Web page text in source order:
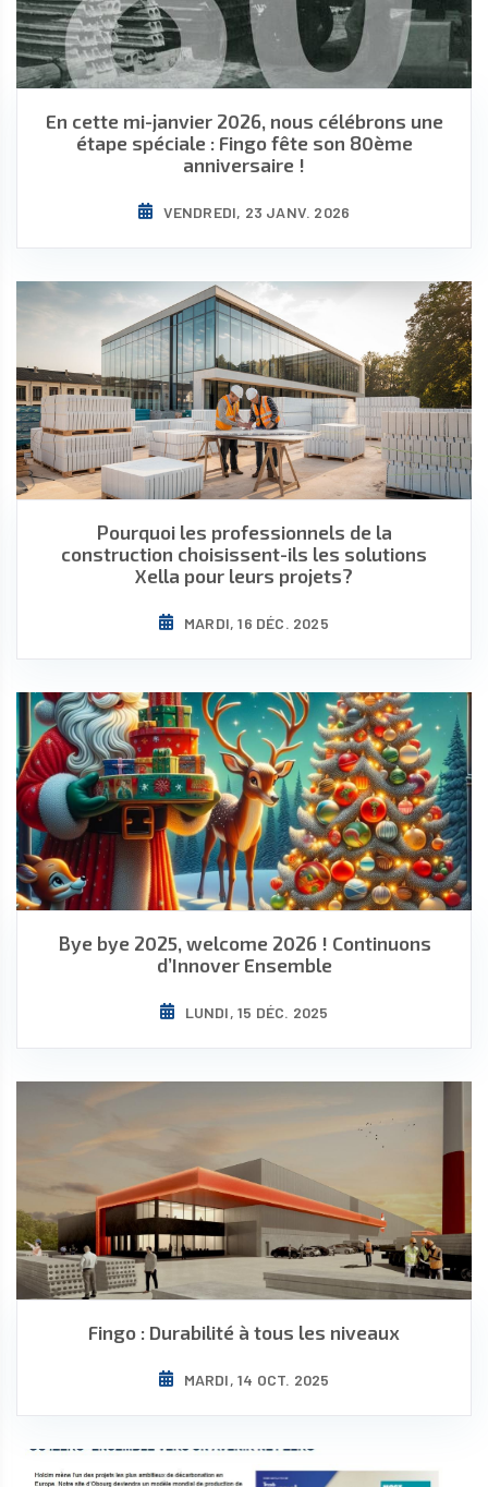
En cette mi-janvier 2026, nous célébrons une
étape spéciale : Fingo fête son 80ème
anniversaire !
VENDREDI, 23 JANV. 2026
Pourquoi les professionnels de la
construction choisissent-ils les solutions
Xella pour leurs projets?
MARDI, 16 DÉC. 2025
Bye bye 2025, welcome 2026 ! Continuons
d’Innover Ensemble
LUNDI, 15 DÉC. 2025
Fingo : Durabilité à tous les niveaux
MARDI, 14 OCT. 2025